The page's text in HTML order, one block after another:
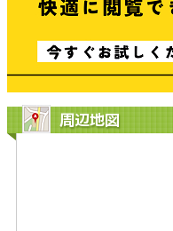
周辺地図